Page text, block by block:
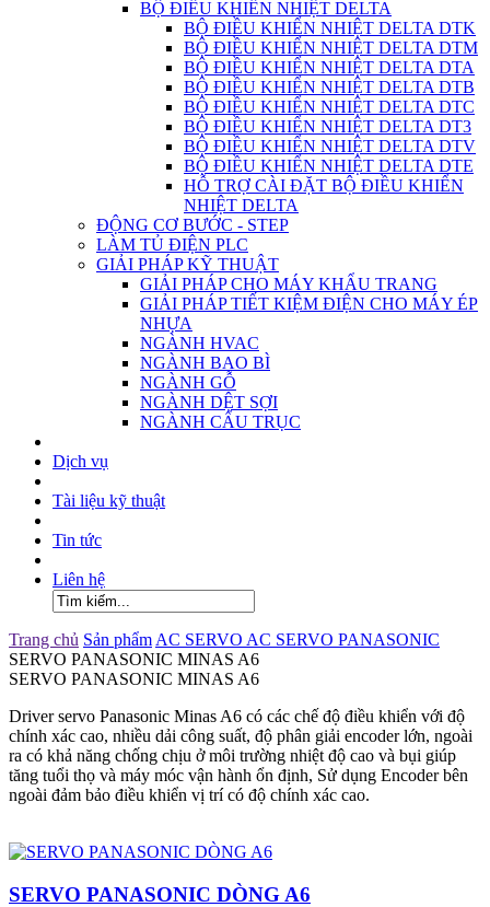
BỘ ĐIỀU KHIỂN NHIỆT DELTA
BỘ ĐIỀU KHIỂN NHIỆT DELTA DTK
BỘ ĐIỀU KHIỂN NHIỆT DELTA DTM
BỘ ĐIỀU KHIỂN NHIỆT DELTA DTA
BỘ ĐIỀU KHIỂN NHIỆT DELTA DTB
BỘ ĐIỀU KHIỂN NHIỆT DELTA DTC
BỘ ĐIỀU KHIỂN NHIỆT DELTA DT3
BỘ ĐIỀU KHIỂN NHIỆT DELTA DTV
BỘ ĐIỀU KHIỂN NHIỆT DELTA DTE
HỖ TRỢ CÀI ĐẶT BỘ ĐIỀU KHIỂN
NHIỆT DELTA
ĐỘNG CƠ BƯỚC - STEP
LÀM TỦ ĐIỆN PLC
GIẢI PHÁP KỸ THUẬT
GIẢI PHÁP CHO MÁY KHẨU TRANG
GIẢI PHÁP TIẾT KIỆM ĐIỆN CHO MÁY ÉP
NHỰA
NGÀNH HVAC
NGÀNH BAO BÌ
NGÀNH GỖ
NGÀNH DỆT SỢI
NGÀNH CẨU TRỤC
Dịch vụ
Tài liệu kỹ thuật
Tin tức
Liên hệ
Trang chủ Sản phẩm AC SERVO AC SERVO PANASONIC
SERVO PANASONIC MINAS A6
SERVO PANASONIC MINAS A6
Driver servo Panasonic Minas A6 có các chế độ điều khiển với độ
chính xác cao, nhiều dải công suất, độ phân giải encoder lớn, ngoài
ra có khả năng chống chịu ở môi trường nhiệt độ cao và bụi giúp
tăng tuổi thọ và máy móc vận hành ổn định, Sử dụng Encoder bên
ngoài đảm bảo điều khiển vị trí có độ chính xác cao.
SERVO PANASONIC DÒNG A6